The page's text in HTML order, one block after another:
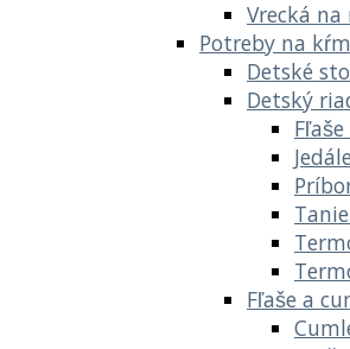
Vrecká
Potreby na
Detské
Detský
Fľaše a